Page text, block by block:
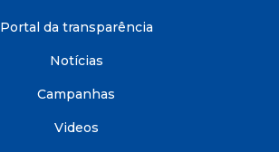
Portal da transparência
Notícias
Campanhas
Videos